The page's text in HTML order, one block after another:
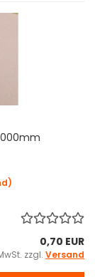
0,70 EUR
zzgl. Versand